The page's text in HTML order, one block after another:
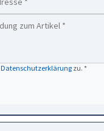
Datenschutzerklärung zu. *